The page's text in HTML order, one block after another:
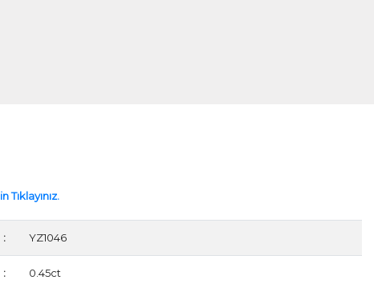
: YZ1046
: 0.45ct